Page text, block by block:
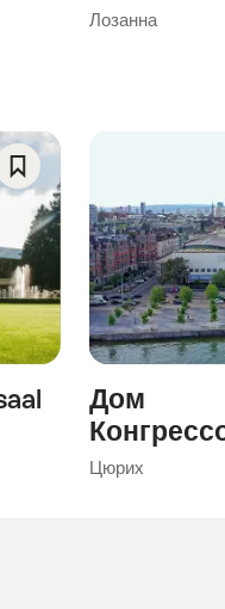
Лозанна
Save
As
Favorite
Дом
Цюрих